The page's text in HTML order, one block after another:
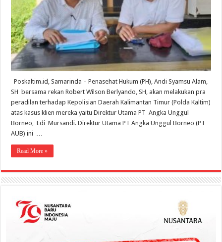
Poskaltim.id, Samarinda – Penasehat Hukum (PH), Andi Syamsu Alam,
SH bersama rekan Robert Wilson Berlyando, SH, akan melakukan pra
peradilan terhadap Kepolisian Daerah Kalimantan Timur (Polda Kaltim)
atas kasus klien mereka yaitu Direktur Utama PT Angka Unggul
Borneo, Edi Mursandi. Direktur Utama PT Angka Unggul Borneo (PT
AUB) ini …
Read More »